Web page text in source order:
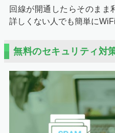
回線が開通したらそのまま
詳しくない人でも簡単に
無料のセキュリティ対